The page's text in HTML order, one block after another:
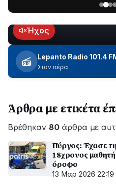
Κωτσανά
για
τα
μεγάλα
έργα
LIVEΉχος
Lepanto Radio 101.4
Στον αέρα
Άρθρα με ετικέτα
Βρέθηκαν 80 άρθρα με
Πύργος: Έχασε
18χρονος
όροφο
13 Μαρ 2026 22:19